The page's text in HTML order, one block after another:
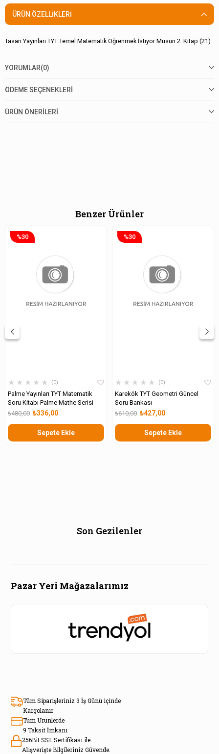
ÜRÜN ÖZELLIKLERI
Tasarı Yayınları TYT Temel Matematik Öğrenmek İstiyor Musun 2. Kitap (21)
YORUMLAR(0)
ÖDEME SEÇENEKLERI
ÜRÜN ÖNERILERI
Benzer Ürünler
★ ★ ★ ★ ★ 0
Palme Yayınları TYT Matematik
Soru Kitabı Palme Mathe Serisi
₺336,00
₺480,00
Sepete Ekle
%30
★ ★ ★ ★ ★ 0
Karekök TYT Geometri Güncel
Soru Bankası
₺427,00
₺610,00
Sepete Ekle
%30
Son Gezilenler
Pazar Yeri Mağazalarımız
Tüm Siparişleriniz 3 İş Günü içinde
Kargolanır
Tüm Ürünlerde
9 Taksit İmkanı
256Bit SSL Sertifikası ile
Alışverişte Bilgileriniz Güvende.